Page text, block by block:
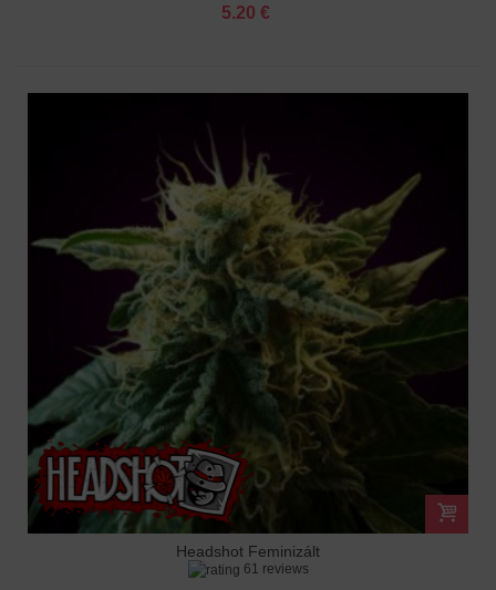
5.20 €
Headshot Feminizált
61 reviews